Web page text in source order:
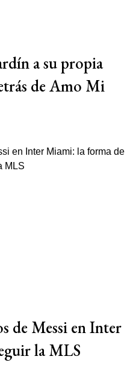
a su propia
de Amo Mi
de Messi en Inter
la MLS